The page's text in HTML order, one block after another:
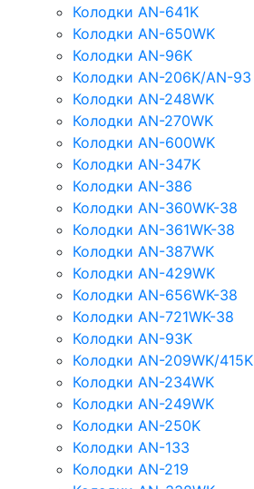
Колодки AN-641K
Колодки AN-650WK
Колодки AN-96K
Колодки AN-206K/AN-93
Колодки AN-248WK
Колодки AN-270WK
Колодки AN-600WK
Колодки AN-347K
Колодки AN-386
Колодки AN-360WK-38
Колодки AN-361WK-38
Колодки AN-387WK
Колодки AN-429WK
Колодки AN-656WK-38
Колодки AN-721WK-38
Колодки AN-93K
Колодки AN-209WK/415K
Колодки AN-234WK
Колодки AN-249WK
Колодки AN-250K
Колодки AN-133
Колодки AN-219